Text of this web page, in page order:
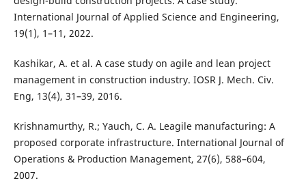
International Journal of Applied Science and Engineering,
19(1), 1–11, 2022.
Kashikar, A. et al. A case study on agile and lean project
management in construction industry. IOSR J. Mech. Civ.
Eng, 13(4), 31–39, 2016.
Krishnamurthy, R.; Yauch, C. A. Leagile manufacturing: A
proposed corporate infrastructure. International Journal of
Operations & Production Management, 27(6), 588–604,
2007.